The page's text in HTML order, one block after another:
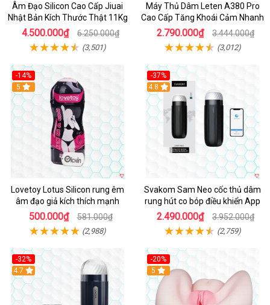
Âm Đạo Silicon Cao Cấp Jiuai
Nhật Bản Kích Thước Thật 11Kg
4.500.000₫ 6.250.000₫
(3,501)
Máy Thủ Dâm Leten A380 Pro
Cao Cấp Tăng Khoái Cảm Nhanh
2.790.000₫ 3.444.000₫
(3,012)
-14%
Hot
5
Lovetoy Lotus Silicon rung êm
âm đạo giả kích thích mạnh
500.000₫ 581.000₫
(2,988)
-37%
4.8
Svakom Sam Neo cốc thủ dâm
rung hút co bóp điều khiển App
2.490.000₫ 3.952.000₫
(2,759)
-32%
Hot
4.7
-20%
Hot
5